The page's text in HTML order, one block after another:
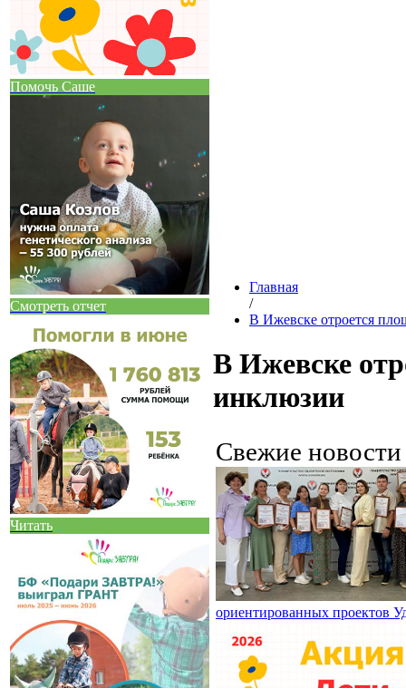
Помочь Саше
Смотреть отчет
Читать
Главная
/
В Ижевске отроется
В Ижевске
инклюзии
Свежие
ориентированных проектов